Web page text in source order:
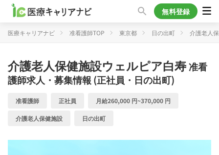
無料登録
医療キャリアナビ 准看護師TOP 東京都 日の出町 介護老人
介護老人保健施設ウェルピア白寿准看
護師求人・募集情報 (正社員・日の出町)
准看護師 正社員 月給260,000 円~370,000 円
介護老人保健施設 日の出町